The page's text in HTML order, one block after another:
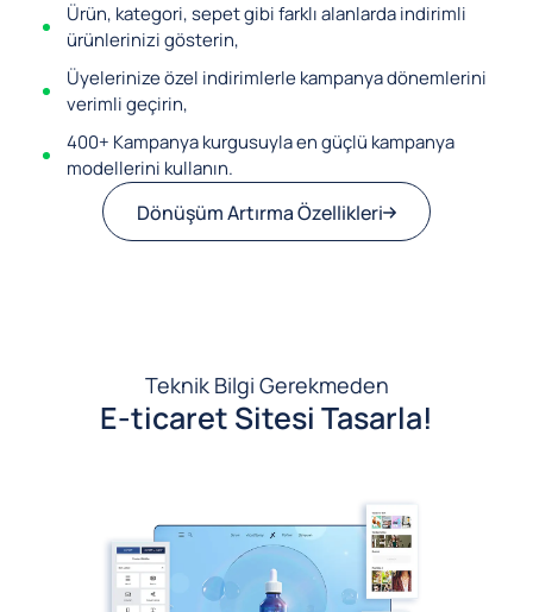
Ürün, kategori, sepet gibi farklı alanlarda indirimli
ürünlerinizi gösterin,
Üyelerinize özel indirimlerle kampanya dönemlerini
verimli geçirin,
400+ Kampanya kurgusuyla en güçlü kampanya
modellerini kullanın.
Dönüşüm Artırma Özellikleri
Teknik Bilgi Gerekmeden
E-ticaret Sitesi Tasarla!